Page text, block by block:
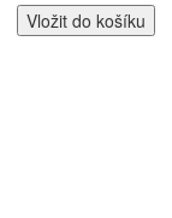
Vložit do košíku